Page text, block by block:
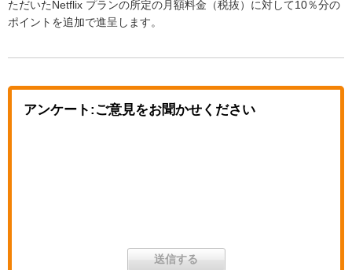
ただいたNetflix プランの所定の月額料金（税抜）に対して10％分の
ポイントを追加で進呈します。
アンケート:ご意見をお聞かせください